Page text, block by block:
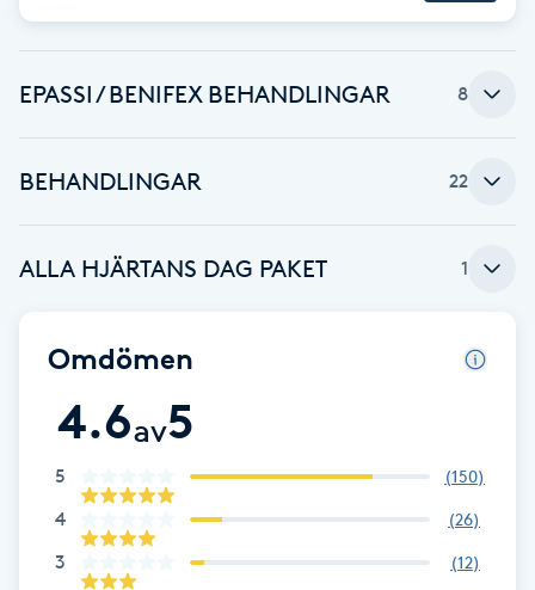
Kiropraktik
Klippning
Klippning ungdom
Koppningsmassage
Kosmetisk tatuering
EPASSI / BENIFEX BEHANDLINGAR 8
BEHANDLINGAR 22
ALLA HJÄRTANS DAG PAKET 1
Omdömen
4.6av5
5 (150)
4 (26)
3 (12)